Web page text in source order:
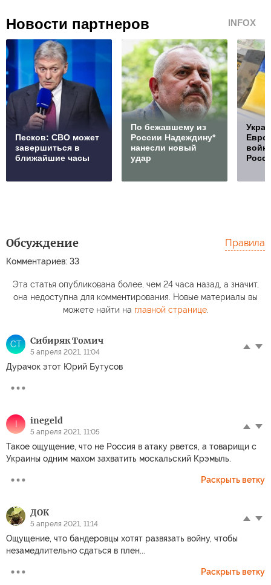
Новости партнеров INFOX
Песков: СВО может
завершиться в
ближайшие часы
По бежавшему из
России Надеждину*
нанесли новый
удар
Обсуждение
Комментариев: 33
Правила
Эта статья опубликована более, чем 24 часа назад, а значит,
она недоступна для комментирования. Новые материалы вы
можете найти на главной странице.
СТ Сибиряк Томич
5 апреля 2021, 11:04
Дурачок этот Юрий Бутусов
I inegeld
5 апреля 2021, 11:05
Такое ощущение, что не Россия в атаку рвется, а товарищи с
Украины одним махом захватить москальский Крэмыль.
Раскрыть ветку
ДОК
5 апреля 2021, 11:14
Ощущение, что бандеровцы хотят развязать войну, чтобы
незамедлительно сдаться в плен...
Раскрыть ветку